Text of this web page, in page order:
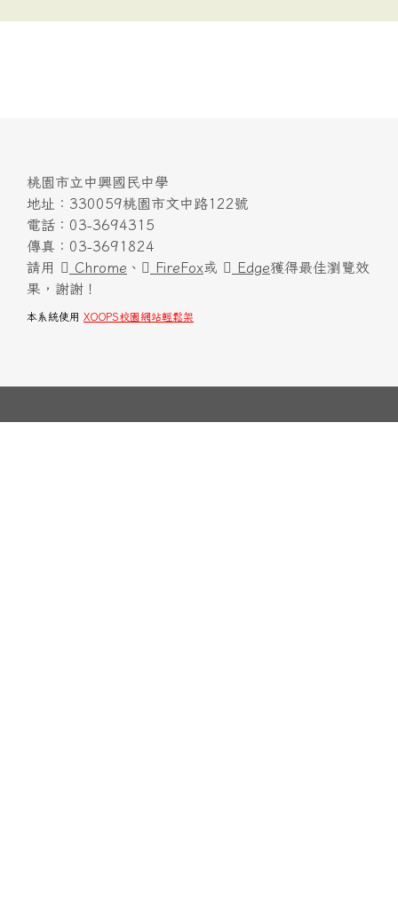
桃園市立中興國民中學
地址：330059桃園市文中路122號
電話：03-3694315
傳真：03-3691824
請用
Chrome 、 FireFox或 Edge獲得最佳瀏覽效
果，謝謝！
本系統使用 XOOPS校園網站輕鬆架